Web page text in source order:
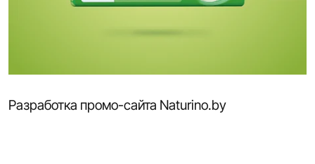
Разработка промо-сайта Naturino.by